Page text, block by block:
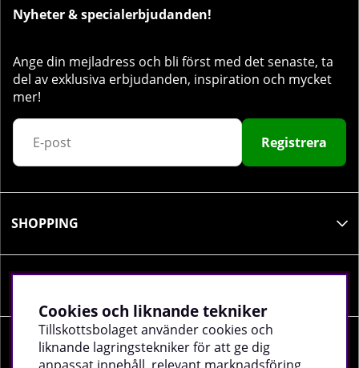
Nyheter & specialerbjudanden!
Ange din mejladress och bli först med det senaste, ta
del av exklusiva erbjudanden, inspiration och mycket
mer!
Registrera
SHOPPING
SOCIALA MEDIER
Cookies och liknande tekniker
Tillskottsbolaget använder cookies och
liknande lagringstekniker för att ge dig